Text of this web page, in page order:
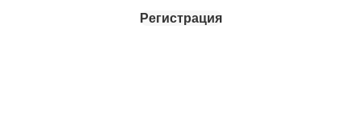
Регистрация